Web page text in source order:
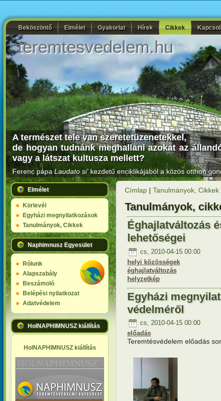
Beköszöntő Elmélet Gyakorlat Hírek Cikkek
teremtesvedelem.hu
A természet tele van szeretetüzenetekkel,
de hogyan tudnánk meghallani azokat az
vagy a látszat kultusza mellett?
Ferenc pápaLaudato si'kezdetű enciklikájából a közös otthon
Elmélet
Körlevél
Egyházi megnyilatkozások
Tanulmányok, Cikkek
Naphimnusz Egyesület
Rólunk
Alapszabály
Beszámoló
Belépési nyilatkozat
Adatvédelem
HolNAPHIMNUSZ kiállítás
HolNAPHIMNUSZ kiállítás
Címlap | Tanulmányok, Cikkek
Tanulmányok,
Éghajlatváltozás
lehetőségei
cs, 2010-04-15 00:00
helyi közösségek
éghajlatváltozás
helyzetkép
Egyházi
védelméről
cs, 2010-04-15 00:00
előadás
Teremtésvédelem előadás